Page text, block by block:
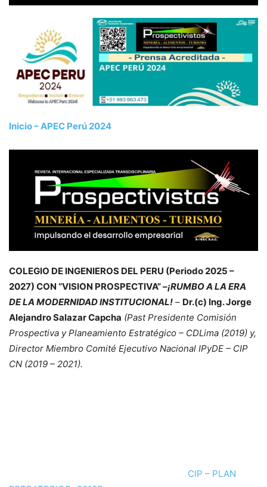
Inicio – APEC Perú 2024
COLEGIO DE INGENIEROS DEL PERU (Periodo 2025 –
2027) CON “VISION PROSPECTIVA” –¡RUMBO A LA ERA
DE LA MODERNIDAD INSTITUCIONAL! – Dr.(c) Ing. Jorge
Alejandro Salazar Capcha (Past Presidente Comisión
Prospectiva y Planeamiento Estratégico – CDLima (2019) y,
Director Miembro Comité Ejecutivo Nacional IPyDE – CIP
CN (2019 – 2021).
CIP – PLAN